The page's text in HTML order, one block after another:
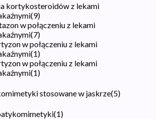
kortykosteroidów z lekami
(9)
w połączeniu z lekami
(7)
w połączeniu z lekami
(1)
w połączeniu z lekami
(1)
stosowane w jaskrze(5)
(1)